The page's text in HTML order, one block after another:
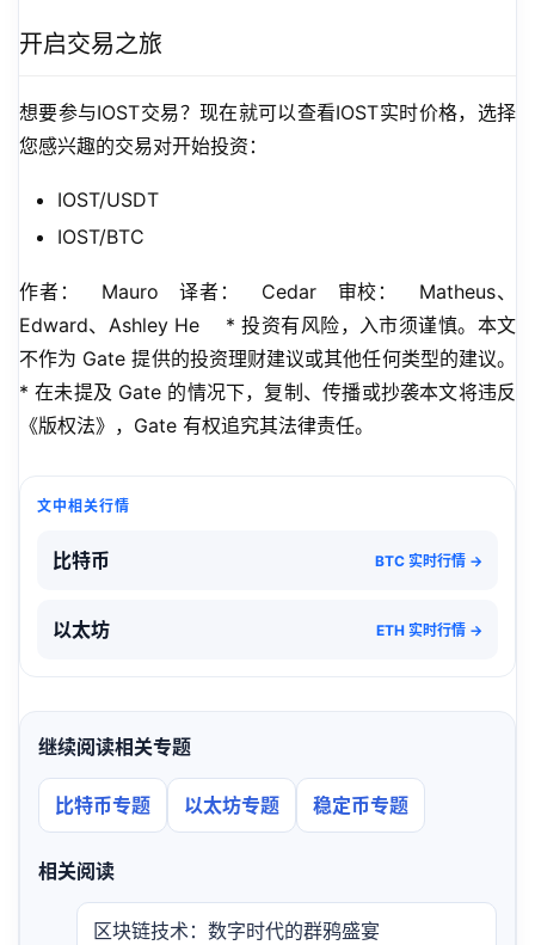
开启交易之旅
想要参与IOST交易？现在就可以查看IOST实时价格，选择
您感兴趣的交易对开始投资：
IOST/USDT
IOST/BTC
作者：   Mauro   译者：   Cedar   审校：   Matheus、
Edward、Ashley He    * 投资有风险，入市须谨慎。本文
不作为 Gate 提供的投资理财建议或其他任何类型的建议。
* 在未提及 Gate 的情况下，复制、传播或抄袭本文将违反
《版权法》，Gate 有权追究其法律责任。
文中相关行情
比特币 BTC 实时行情 →
以太坊 ETH 实时行情 →
继续阅读相关专题
比特币专题 以太坊专题 稳定币专题
相关阅读
区块链技术：数字时代的群鸦盛宴